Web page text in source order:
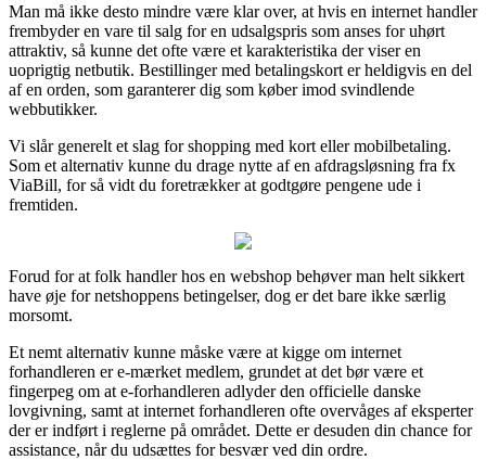
Man må ikke desto mindre være klar over, at hvis en internet handler
frembyder en vare til salg for en udsalgspris som anses for uhørt
attraktiv, så kunne det ofte være et karakteristika der viser en
uoprigtig netbutik. Bestillinger med betalingskort er heldigvis en del
af en orden, som garanterer dig som køber imod svindlende
webbutikker.
Vi slår generelt et slag for shopping med kort eller mobilbetaling.
Som et alternativ kunne du drage nytte af en afdragsløsning fra fx
ViaBill, for så vidt du foretrækker at godtgøre pengene ude i
fremtiden.
Forud for at folk handler hos en webshop behøver man helt sikkert
have øje for netshoppens betingelser, dog er det bare ikke særlig
morsomt.
Et nemt alternativ kunne måske være at kigge om internet
forhandleren er e-mærket medlem, grundet at det bør være et
fingerpeg om at e-forhandleren adlyder den officielle danske
lovgivning, samt at internet forhandleren ofte overvåges af eksperter
der er indført i reglerne på området. Dette er desuden din chance for
assistance, når du udsættes for besvær ved din ordre.